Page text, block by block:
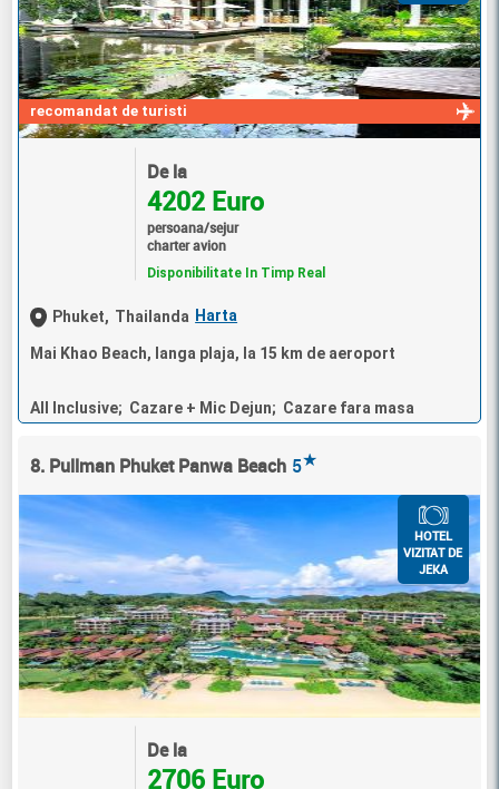
recomandat de turisti
De la
4202 Euro
persoana/sejur
charter avion
Disponibilitate In Timp Real
Phuket, Thailanda Harta
Mai Khao Beach, langa plaja, la 15 km de aeroport
All Inclusive; Cazare + Mic Dejun; Cazare fara masa
8. Pullman Phuket Panwa Beach 5★
HOTEL
VIZITAT DE
JEKA
De la
2706 Euro